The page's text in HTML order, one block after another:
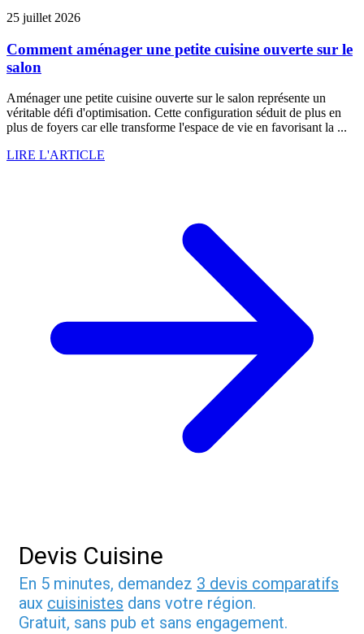
25 juillet 2026
Comment aménager une petite cuisine ouverte sur le
salon
Aménager une petite cuisine ouverte sur le salon représente un
véritable défi d'optimisation. Cette configuration séduit de plus en
plus de foyers car elle transforme l'espace de vie en favorisant la ...
LIRE L'ARTICLE
Devis Cuisine
En 5 minutes, demandez 3 devis comparatifs
aux cuisinistes dans votre région.
Gratuit, sans pub et sans engagement.